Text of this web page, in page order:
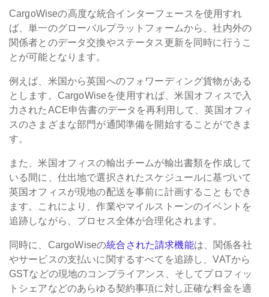
CargoWiseの高度な統合インターフェースを使用すれ
ば、単一のグローバルプラットフォームから、社内外の
関係者とのデータ交換やステータス更新を同時に行うこ
とが可能となります。
例えば、米国から英国へのフォワーディング貨物がある
とします。CargoWiseを使用すれば、米国オフィスで入
力されたACE申告書のデータを再利用して、英国オフィ
スのさまざまな部門が通関準備を開始することができま
す。
また、米国オフィスの輸出チームが輸出書類を作成して
いる間に、仕出地で選択されたスケジュールに基づいて
英国オフィスが現地の配送を事前に計画することもでき
ます。これにより、作業やマイルストーンのイベントを
追跡しながら、プロセス全体が合理化されます。
同時に、CargoWiseの統合された請求機能は、関係各社
やサービスの支払いに関するすべてを追跡し、VATから
GSTなどの現地のコンプライアンス、そしてプロフィッ
トシェアなどのあらゆる契約事項に対し正確な料金を適